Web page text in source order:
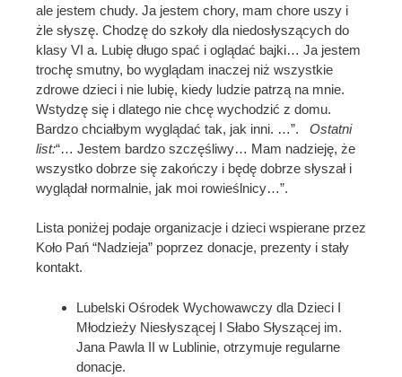
ale jestem chudy. Ja jestem chory, mam chore uszy i
żle słyszę. Chodzę do szkoły dla niedosłyszących do
klasy VI a. Lubię długo spać i oglądać bajki… Ja jestem
trochę smutny, bo wyglądam inaczej niż wszystkie
zdrowe dzieci i nie lubię, kiedy ludzie patrzą na mnie.
Wstydzę się i dlatego nie chcę wychodzić z domu.
Bardzo chciałbym wyglądać tak, jak inni. …”. Ostatni
list:“… Jestem bardzo szczęśliwy… Mam nadzieję, że
wszystko dobrze się zakończy i będę dobrze słyszał i
wyglądał normalnie, jak moi rowieślnicy…”.
Lista poniżej podaje organizacje i dzieci wspierane przez
Koło Pań “Nadzieja” poprzez donacje, prezenty i stały
kontakt.
Lubelski Ośrodek Wychowawczy dla Dzieci I
Młodzieży Niesłyszącej I Słabo Słyszącej im.
Jana Pawla II w Lublinie, otrzymuje regularne
donacje.